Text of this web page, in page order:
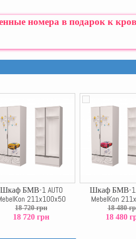
номера в подарок к
Шкаф БМВ-1 AUTO
211x100x50
18 720 грн
18 720 грн
Шкаф БМВ-
MebelKon
18 480
18 480